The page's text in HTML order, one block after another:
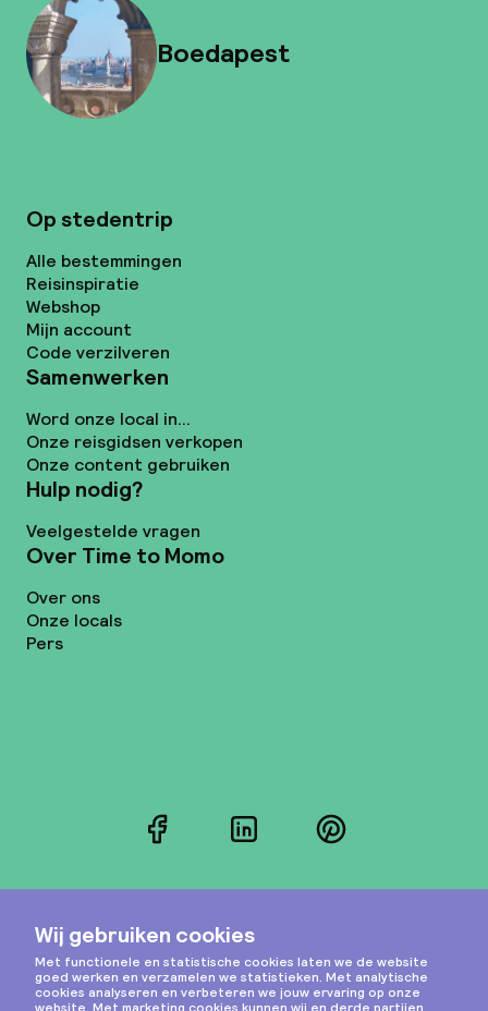
Boedapest
Op stedentrip
Alle bestemmingen
Reisinspiratie
Webshop
Mijn account
Code verzilveren
Samenwerken
Word onze local in...
Onze reisgidsen verkopen
Onze content gebruiken
Hulp nodig?
Veelgestelde vragen
Over Time to Momo
Over ons
Onze locals
Pers
FacebookLinkedInPinterest
Instagram